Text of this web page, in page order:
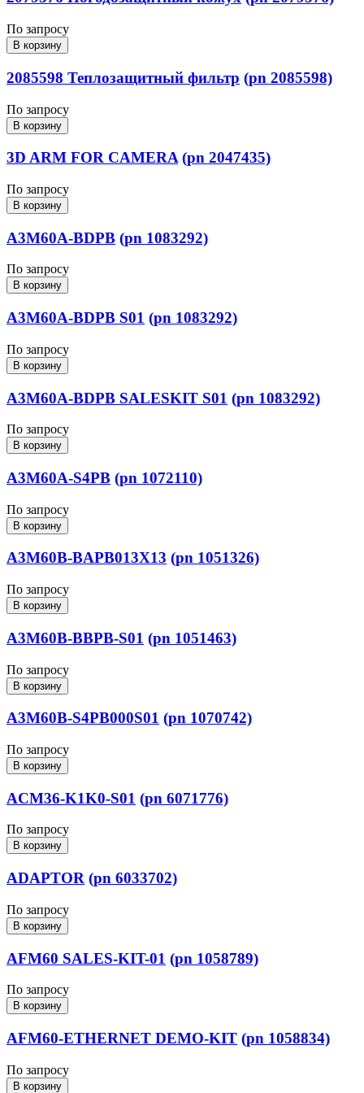
По запросу
В корзину
2085598 Теплозащитный фильтр (pn 2085598)
По запросу
В корзину
3D ARM FOR CAMERA (pn 2047435)
По запросу
В корзину
A3M60A-BDPB (pn 1083292)
По запросу
В корзину
A3M60A-BDPB S01 (pn 1083292)
По запросу
В корзину
A3M60A-BDPB SALESKIT S01 (pn 1083292)
По запросу
В корзину
A3M60A-S4PB (pn 1072110)
По запросу
В корзину
A3M60B-BAPB013X13 (pn 1051326)
По запросу
В корзину
A3M60B-BBPB-S01 (pn 1051463)
По запросу
В корзину
A3M60B-S4PB000S01 (pn 1070742)
По запросу
В корзину
ACM36-K1K0-S01 (pn 6071776)
По запросу
В корзину
ADAPTOR (pn 6033702)
По запросу
В корзину
AFM60 SALES-KIT-01 (pn 1058789)
По запросу
В корзину
AFM60-ETHERNET DEMO-KIT (pn 1058834)
По запросу
В корзину